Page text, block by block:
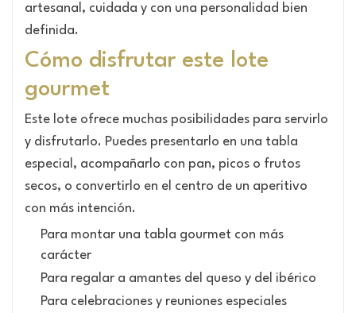
artesanal, cuidada y con una personalidad bien
definida.
Cómo disfrutar este lote
gourmet
Este lote ofrece muchas posibilidades para servirlo
y disfrutarlo. Puedes presentarlo en una tabla
especial, acompañarlo con pan, picos o frutos
secos, o convertirlo en el centro de un aperitivo
con más intención.
Para montar una tabla gourmet con más
carácter
Para regalar a amantes del queso y del ibérico
Para celebraciones y reuniones especiales